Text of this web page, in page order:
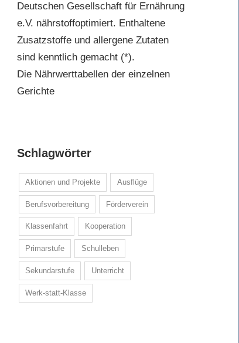
Deutschen Gesellschaft für Ernährung
e.V. nährstoffoptimiert. Enthaltene
Zusatzstoffe und allergene Zutaten
sind kenntlich gemacht (*).
Die Nährwerttabellen der einzelnen
Gerichte
Schlagwörter
Aktionen und Projekte Ausflüge
Berufsvorbereitung Förderverein
Klassenfahrt Kooperation
Primarstufe Schulleben
Sekundarstufe Unterricht
Werk-statt-Klasse